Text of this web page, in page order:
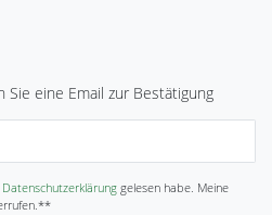
Sie eine Email zur Bestätigung
Daten­schutz­erklärunggelesen habe. Meine